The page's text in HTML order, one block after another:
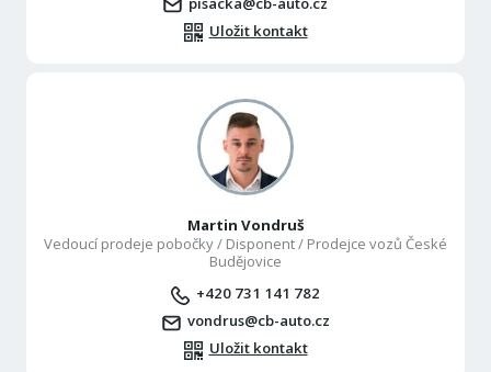
Uložit kontakt
Martin Vondruš
Vedoucí prodeje pobočky / Disponent / Prodejce vozů České
Budějovice
+420 731 141 782
vondrus@cb-auto.cz
Uložit kontakt